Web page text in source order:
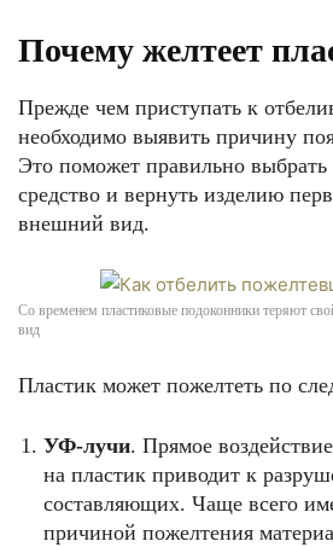
Почему желтеет
Прежде чем приступать к
необходимо выявить причину
Это поможет правильно выбрать
средство и вернуть изделию
внешний вид.
Со временем пластиковые подоконники теряют
вид
Пластик может пожелтеть по
УФ-лучи. Прямое
на пластик приводит к
составляющих. Чаще всего
причиной пожелтения